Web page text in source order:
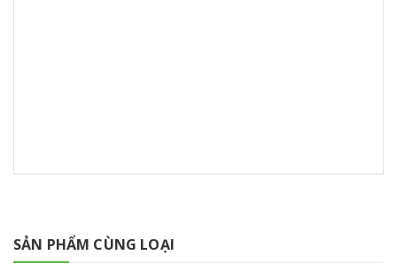
SẢN PHẨM CÙNG LOẠI